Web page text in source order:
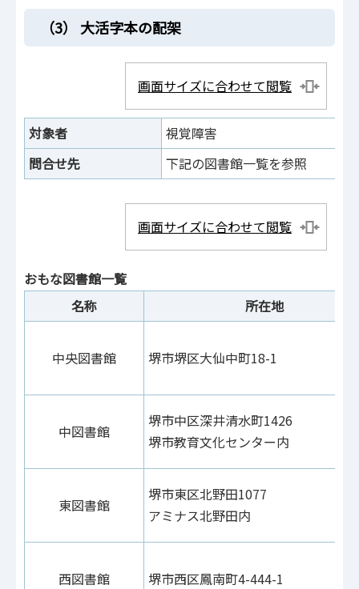
（3） 大活字本の配架
画面サイズに合わせて閲覧
対象者
視覚障害
問合せ先
下記の図書館一覧を参照
画面サイズに合わせて閲覧
おもな図書館一覧
名称
所在地
中央図書館 堺市堺区大仙中町18-1
中図書館
堺市中区深井清水町1426
堺市教育文化センター内
東図書館
堺市東区北野田1077
アミナス北野田内
西図書館 堺市西区鳳南町4-444-1